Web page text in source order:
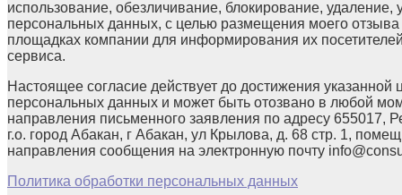
использование, обезличивание, блокирование, удаление,
персональных данных, с целью размещения моего
площадках компании для информирования их
сервиса.
Настоящее согласие действует до достижения указанной
персональных данных и может быть отозвано в любой
направления письменного заявления по адресу 655017,
г.о. город Абакан, г Абакан, ул Крылова, д. 68 стр. 1,
направления сообщения на электронную почту
Политика обработки персональных данных